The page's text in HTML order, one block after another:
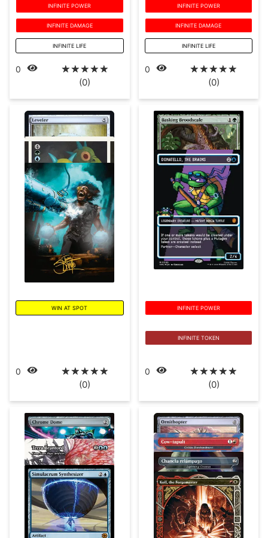
0 ☆☆☆☆☆
(0)
INFINITE POWER
INFINITE DAMAGE
INFINITE LIFE
0 ☆☆☆☆☆
(0)
INFINITE POWER
INFINITE DAMAGE
INFINITE LIFE
0 ☆☆☆☆☆
(0)
WIN AT SPOT
0 ☆☆☆☆☆
(0)
INFINITE POWER
INFINITE TOKEN